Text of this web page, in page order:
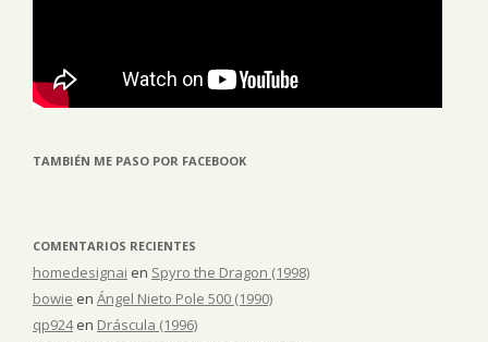
TAMBIÉN ME PASO POR FACEBOOK
COMENTARIOS RECIENTES
homedesignai en Spyro the Dragon (1998)
bowie en Ángel Nieto Pole 500 (1990)
qp924en Dráscula (1996)